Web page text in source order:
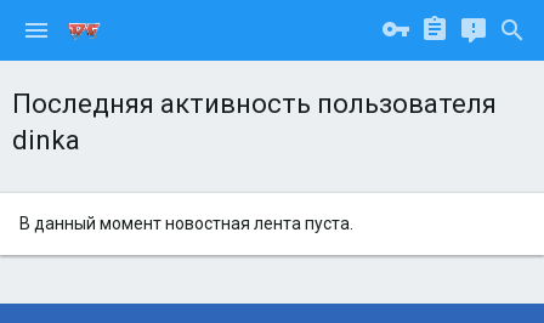
Последняя активность пользователя
dinka
В данный момент новостная лента пуста.